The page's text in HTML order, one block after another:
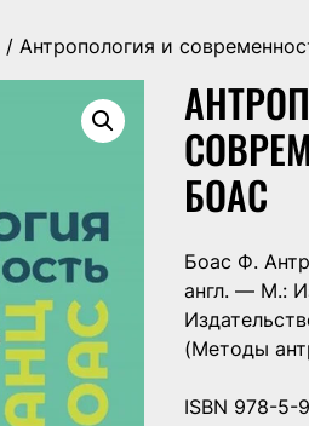
/ Антропология и
БОАС
Боас Ф.
англ. — М.:
(Методы
ISBN 978-5-